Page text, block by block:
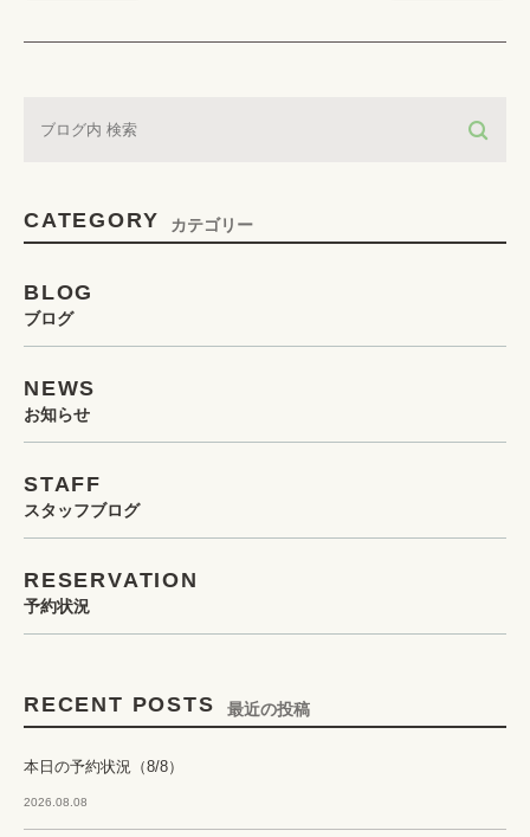
CATEGORY カテゴリー
BLOG
ブログ
NEWS
お知らせ
STAFF
スタッフブログ
RESERVATION
予約状況
RECENT POSTS 最近の投稿
本日の予約状況（8/8）
2026.08.08